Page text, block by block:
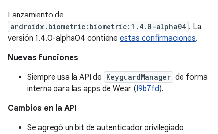
Lanzamiento de
androidx.biometric:biometric:1.4.0-alpha04 . La
versión 1.4.0-alpha04 contiene estas confirmaciones.
Nuevas funciones
Siempre usa la API de KeyguardManager de forma
interna para las apps de Wear (I9b7fd).
Cambios en la API
Se agregó un bit de autenticador privilegiado